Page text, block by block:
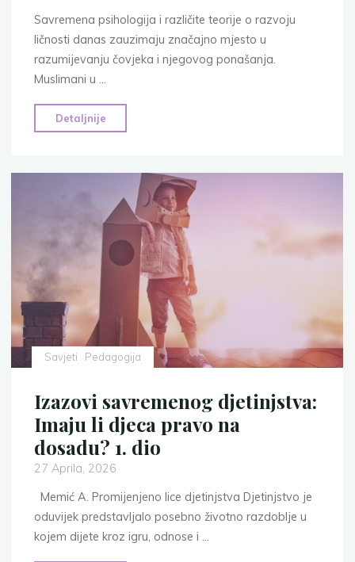
Savremena psihologija i različite teorije o razvoju
ličnosti danas zauzimaju značajno mjesto u
razumijevanju čovjeka i njegovog ponašanja.
Muslimani u …
Detaljnije
u
psihologiju
dio:
Teorija
praktični
Savjeti Pedagogija
Izazovi savremenog djetinjstva:
Imaju li djeca pravo na
dosadu? 1. dio
27 Aprila, 2026
Memić A. Promijenjeno lice djetinjstva Djetinjstvo je
oduvijek predstavljalo posebno životno razdoblje u
kojem dijete kroz igru, odnose i …